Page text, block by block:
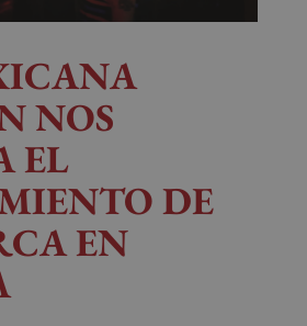
NOS
EL
DE
EN